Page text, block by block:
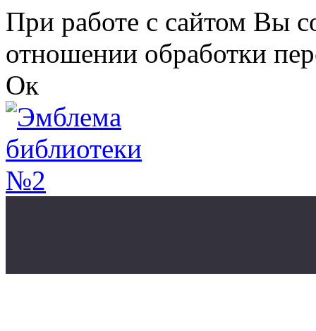
Перейти к основному содержанию
При работе с сайтом Вы
отношении обработки
Ок